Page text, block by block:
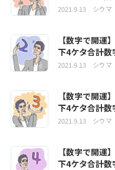
2021.9.13 シウマ
【数字で開運
下4ケタ合計数
2021.9.13 シウマ
【数字で開運
下4ケタ合計数
2021.9.13 シウマ
【数字で開運
下4ケタ合計数